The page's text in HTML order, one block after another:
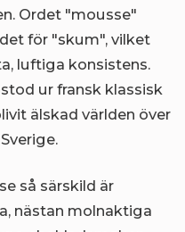
Ordet "mousse"
för "skum", vilket
luftiga konsistens.
ur fransk klassisk
älskad världen över
så särskild är
nästan molnaktiga